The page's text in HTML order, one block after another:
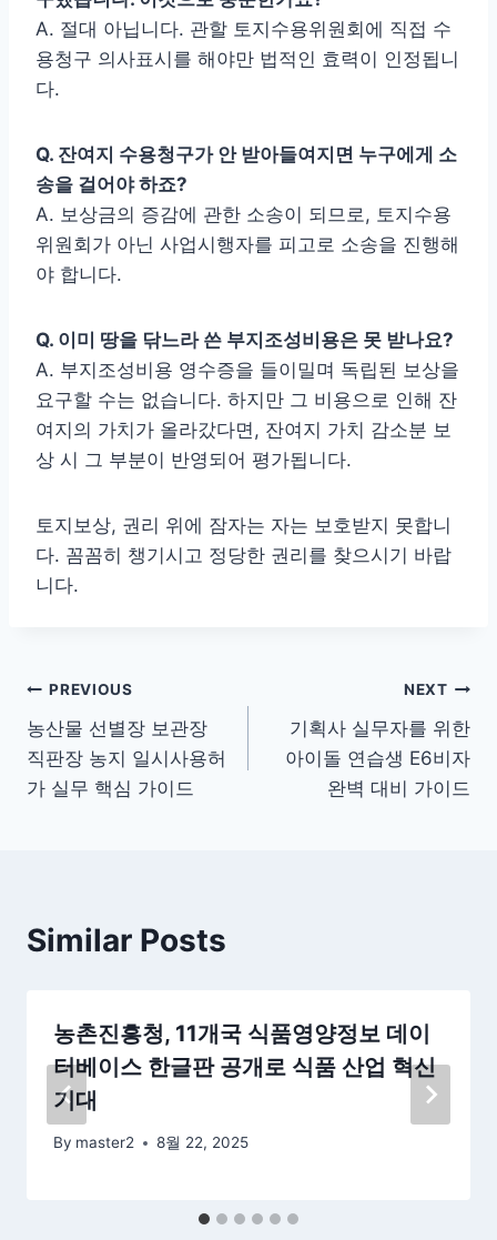
A. 절대 아닙니다. 관할 토지수용위원회에 직접 수
용청구 의사표시를 해야만 법적인 효력이 인정됩니
다.
Q. 잔여지 수용청구가 안 받아들여지면 누구에게 소
송을 걸어야 하죠?
A. 보상금의 증감에 관한 소송이 되므로, 토지수용
위원회가 아닌 사업시행자를 피고로 소송을 진행해
야 합니다.
Q. 이미 땅을 닦느라 쓴 부지조성비용은 못 받나요?
A. 부지조성비용 영수증을 들이밀며 독립된 보상을
요구할 수는 없습니다. 하지만 그 비용으로 인해 잔
여지의 가치가 올라갔다면, 잔여지 가치 감소분 보
상 시 그 부분이 반영되어 평가됩니다.
토지보상, 권리 위에 잠자는 자는 보호받지 못합니
다. 꼼꼼히 챙기시고 정당한 권리를 찾으시기 바랍
니다.
글
탐
색
PREVIOUS
농산물 선별장 보관장
직판장 농지 일시사용허
가 실무 핵심 가이드
NEXT
기획사 실무자를 위한
아이돌 연습생 E6비자
완벽 대비 가이드
Similar Posts
농촌진흥청, 11개국 식품영양정보 데이
터베이스 한글판 공개로 식품 산업 혁신
기대
By master2 8월 22, 2025